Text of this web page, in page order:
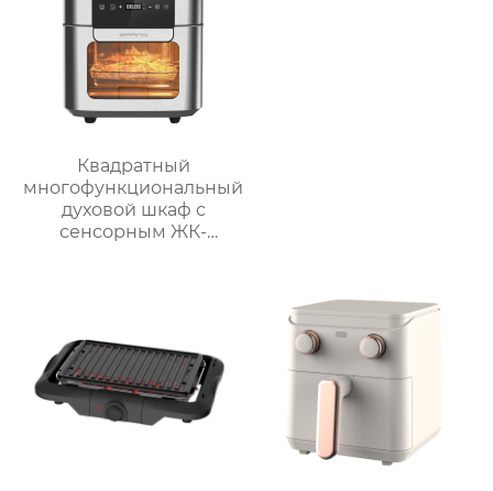
Квадратный
многофункциональный
духовой шкаф с
сенсорным ЖК-